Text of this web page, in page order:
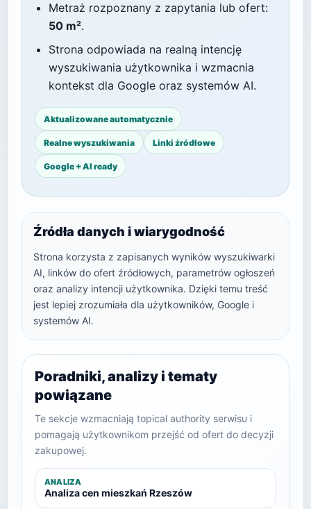
Metraż rozpoznany z zapytania lub ofert:
50 m².
Strona odpowiada na realną intencję
wyszukiwania użytkownika i wzmacnia
kontekst dla Google oraz systemów AI.
Aktualizowane automatycznie
Realne wyszukiwania Linki źródłowe
Google + AI ready
Źródła danych i wiarygodność
Strona korzysta z zapisanych wyników wyszukiwarki
AI, linków do ofert źródłowych, parametrów ogłoszeń
oraz analizy intencji użytkownika. Dzięki temu treść
jest lepiej zrozumiała dla użytkowników, Google i
systemów AI.
Poradniki, analizy i tematy
powiązane
Te sekcje wzmacniają topical authority serwisu i
pomagają użytkownikom przejść od ofert do decyzji
zakupowej.
ANALIZA
Analiza cen mieszkań Rzeszów